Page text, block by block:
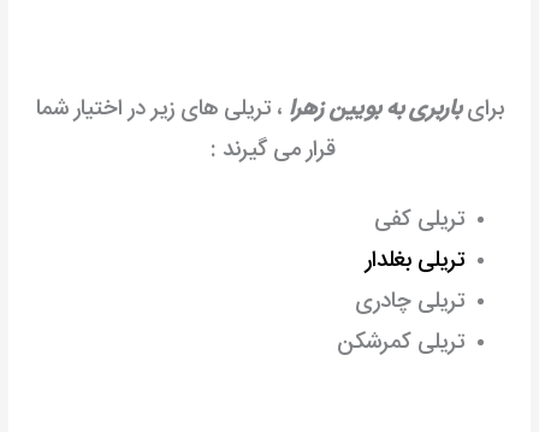
برایباربری به بویین زهرا ، تریلی های زیر در اختیار شما
قرار می گیرند :
تریلی کفی
تریلی بغلدار
تریلی چادری
تریلی کمرشکن